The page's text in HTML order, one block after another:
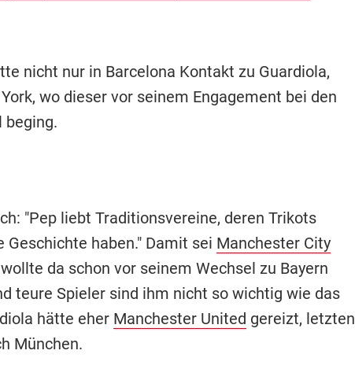
nicht nur in Barcelona Kontakt zu Guardiola,
wo dieser vor seinem Engagement bei den
beging.
"Pep liebt Traditionsvereine, deren Trikots
Geschichte haben." Damit sei Manchester City
da schon vor seinem Wechsel zu Bayern
teure Spieler sind ihm nicht so wichtig wie das
hätte eher Manchester United gereizt, letzten
München.